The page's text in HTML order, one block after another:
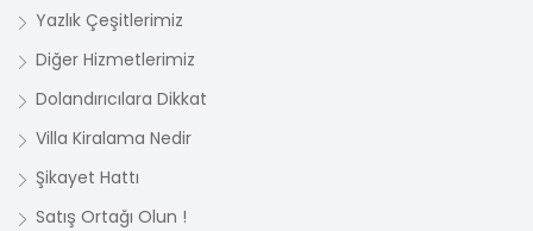
Yazlık Çeşitlerimiz
Diğer Hizmetlerimiz
Dolandırıcılara Dikkat
Villa Kiralama Nedir
Şikayet Hattı
Satış Ortağı Olun !